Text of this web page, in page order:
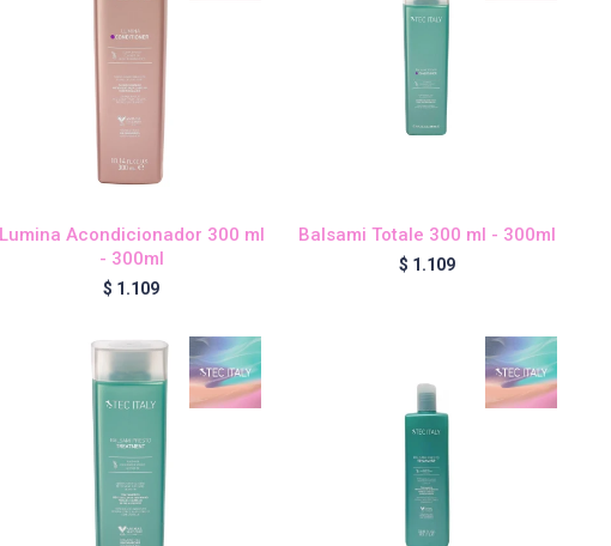
Lumina Acondicionador 300 ml
- 300ml
$ 1.109
Balsami Totale 300 ml - 300ml
$ 1.109